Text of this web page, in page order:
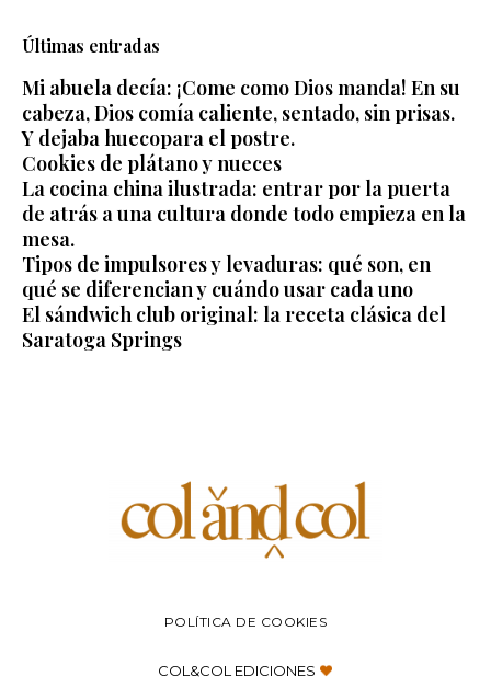
Últimas entradas
Mi abuela decía: ¡Come como Dios manda! En su
cabeza, Dios comía caliente, sentado, sin prisas.
Y dejaba huecopara el postre.
Cookies de plátano y nueces
La cocina china ilustrada: entrar por la puerta
de atrás a una cultura donde todo empieza en la
mesa.
Tipos de impulsores y levaduras: qué son, en
qué se diferencian y cuándo usar cada uno
El sándwich club original: la receta clásica del
Saratoga Springs
POLÍTICA DE COOKIES
COL&COL EDICIONES